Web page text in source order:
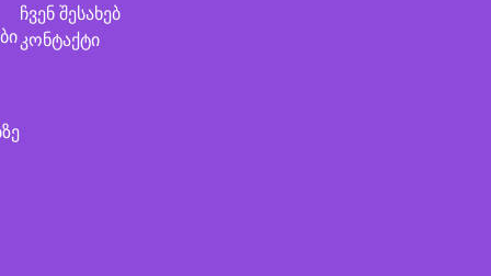
ჩვენ შესახებ
კონტაქტი